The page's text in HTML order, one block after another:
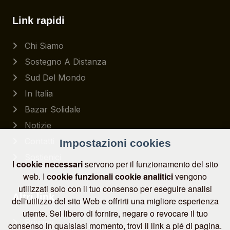
Link rapidi
Chi Siamo
Sostegno A Distanza
Sud Del Mondo
In Italia
Bazar Solidale
Notizie
Altri link
Privacy
Impostazioni cookies
Icookie necessariservono per il funzionamento del sito
web. I cookie funzionalicookie analiticivengono
utilizzati solo con il tuo consenso per eseguire analisi
dell'utilizzo del sito Web e offrirti una migliore esperienza
utente. Sei libero di fornire, negare o revocare il tuo
consenso in qualsiasi momento, trovi il link a pié di pagina.